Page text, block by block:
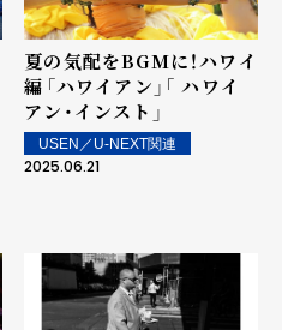
夏の気配をBGMに！ハワイ
編――「ハワイアン」「 ハワイ
アン・インスト」
USEN／U-NEXT関連
2025.06.21